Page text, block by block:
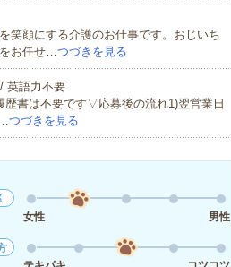
笑顔にする介護のお仕事です。おじいち
お任せ…つづきを見る
英語力不要
書は不要です▽応募後の流れ1)翌営業日
つづきを見る
女性
男性